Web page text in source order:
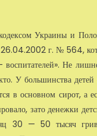
Украины и
26.04.2002г. № 564,
Не
У большинства детей
в основном сирот, а
зато денежки
30 — 50 тысяч